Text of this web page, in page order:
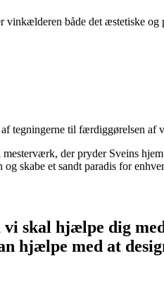
både det æstetiske og
af tegningerne til
der pryder Sveins
skabe et sandt paradis for
vi skal hjælpe dig
hjælpe med at